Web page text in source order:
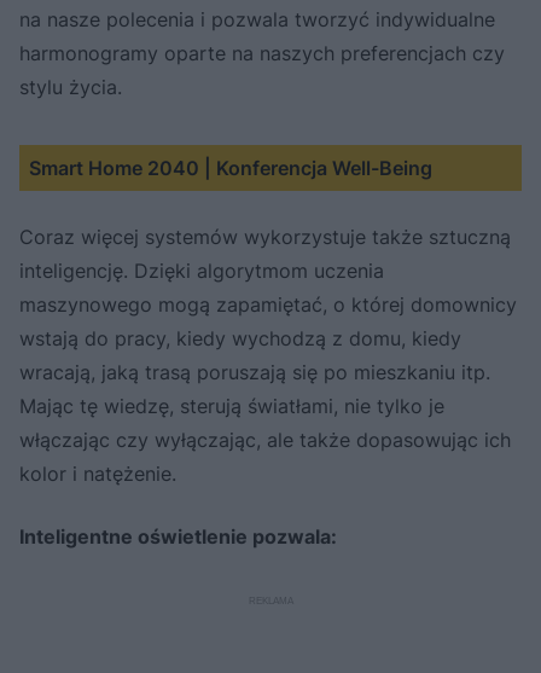
na nasze polecenia i pozwala tworzyć indywidualne
harmonogramy oparte na naszych preferencjach czy
stylu życia.
Smart Home 2040 | Konferencja Well-Being
Spróbuj ponownie
Coraz więcej systemów wykorzystuje także sztuczną
inteligencję. Dzięki algorytmom uczenia
maszynowego mogą zapamiętać, o której domownicy
wstają do pracy, kiedy wychodzą z domu, kiedy
wracają, jaką trasą poruszają się po mieszkaniu itp.
Mając tę wiedzę, sterują światłami, nie tylko je
włączając czy wyłączając, ale także dopasowując ich
kolor i natężenie.
Inteligentne oświetlenie pozwala: